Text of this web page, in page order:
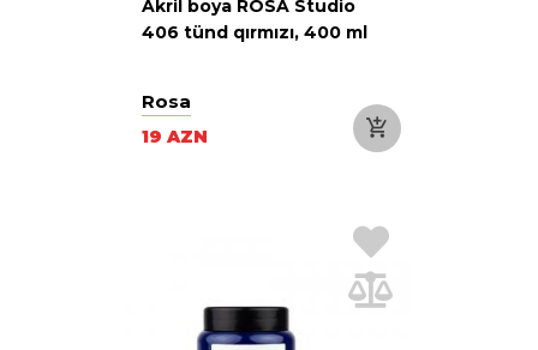
Akril boya ROSA Studio
406 tünd qırmızı, 400 ml
Rosa
19 AZN